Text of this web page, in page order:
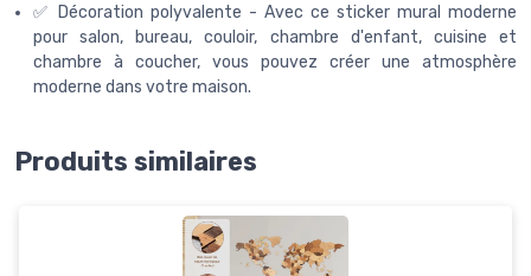
✅ Décoration polyvalente - Avec ce sticker mural moderne
pour salon, bureau, couloir, chambre d'enfant, cuisine et
chambre à coucher, vous pouvez créer une atmosphère
moderne dans votre maison.
Produits similaires